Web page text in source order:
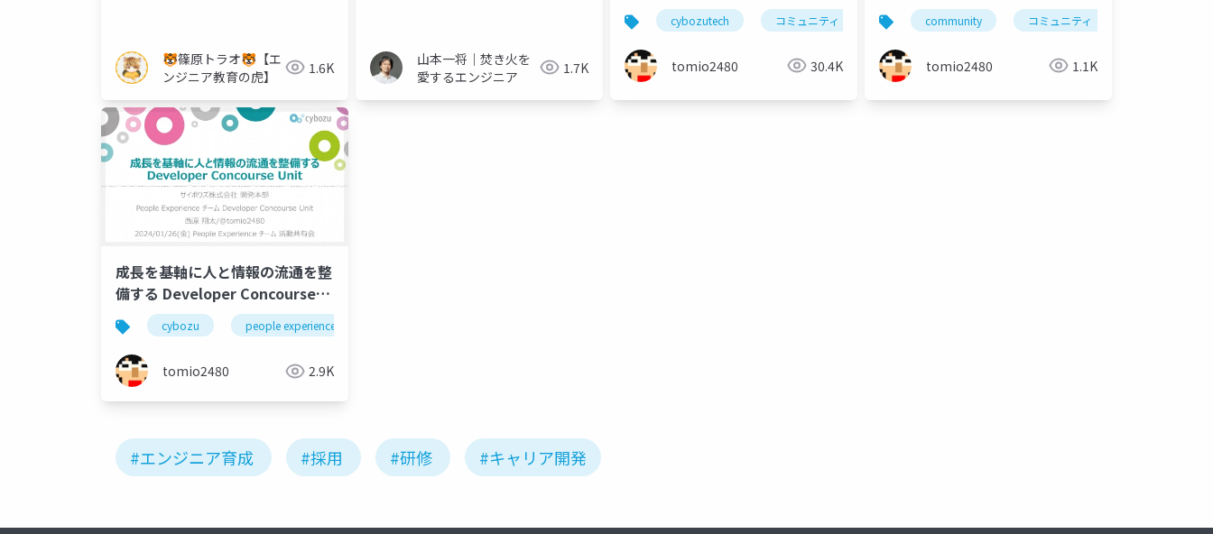
🐯篠原トラオ🐯【エ
ンジニア教育の虎】
1.6K
山本一将｜焚き火を
愛するエンジニア
1.7K
cybozutech コミュニティ 勉強会 ブログ blog
tomio2480 30.4K
community コミュニティ
tomio2480 1.1K
成長を基軸に人と情報の流通を整
備する Developer Concourse
Unit
cybozu people experience
tomio2480 2.9K
#エンジニア育成 #採用 #研修 #キャリア開発